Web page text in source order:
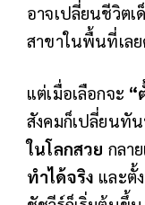
อาจเปลี่ยนชีวิตเ
สาขาในพื้นที่เล
แต่เมื่อเลือกจะ “
สังคมก็เปลี่ยนทั
ในโลกสวย กลา
ทำได้จริง และตั้